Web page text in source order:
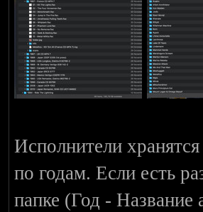
Исполнители
по годам. Если есть
папке (Год - Название